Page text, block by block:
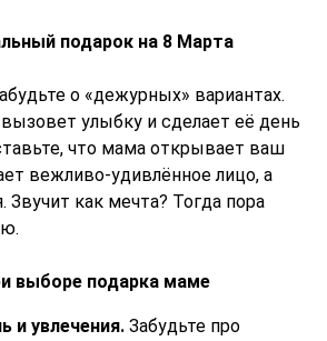
подарок на 8 Марта
о «дежурных» вариантах.
улыбку и сделает её день
что мама открывает ваш
вежливо-удивлённое лицо, а
Звучит как мечта? Тогда пора
выборе подарка маме
и увлечения. Забудьте про